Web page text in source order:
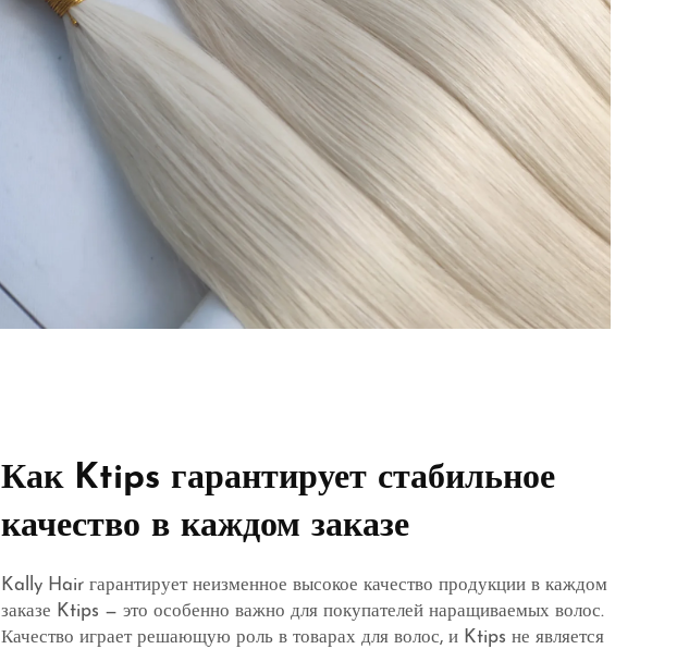
Как Ktips гарантирует стабильное
качество в каждом заказе
Kally Hair гарантирует неизменное высокое качество продукции в каждом
заказе Ktips — это особенно важно для покупателей наращиваемых волос.
Качество играет решающую роль в товарах для волос, и Ktips не является